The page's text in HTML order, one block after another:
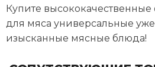
Купите
для мяса универсальные
изысканные мясные блюда!